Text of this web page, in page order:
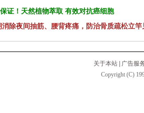
证！天然植物萃取 有效对抗癌细胞
除夜间抽筋、腰背疼痛，防治骨质疏松立竿
关于本站
广告服
Copyright (C)